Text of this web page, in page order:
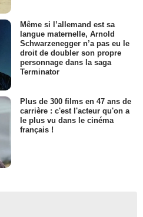
Même si l’allemand est sa
langue maternelle, Arnold
Schwarzenegger n’a pas eu le
droit de doubler son propre
personnage dans la saga
Terminator
Plus de 300 films en 47 ans de
carrière : c'est l'acteur qu'on a
le plus vu dans le cinéma
français !